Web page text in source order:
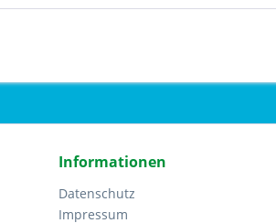
Informationen
Datenschutz
Impressum